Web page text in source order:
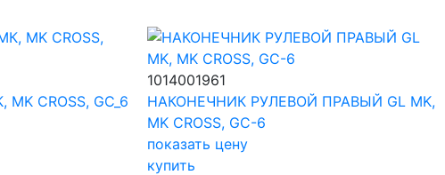
CROSS, GC_6
1014001961
НАКОНЕЧНИК РУЛЕВОЙ ПРАВЫЙ GL MK,
MK CROSS, GC-6
показать цену
купить